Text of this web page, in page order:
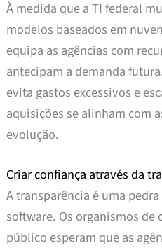
À medida que a TI federal
modelos baseados em
equipa as agências com
antecipam a demanda
evita gastos excessivos e
aquisições se alinham com
evolução.
Criar confiança através da
A transparência é uma
software. Os organismos
público esperam que as